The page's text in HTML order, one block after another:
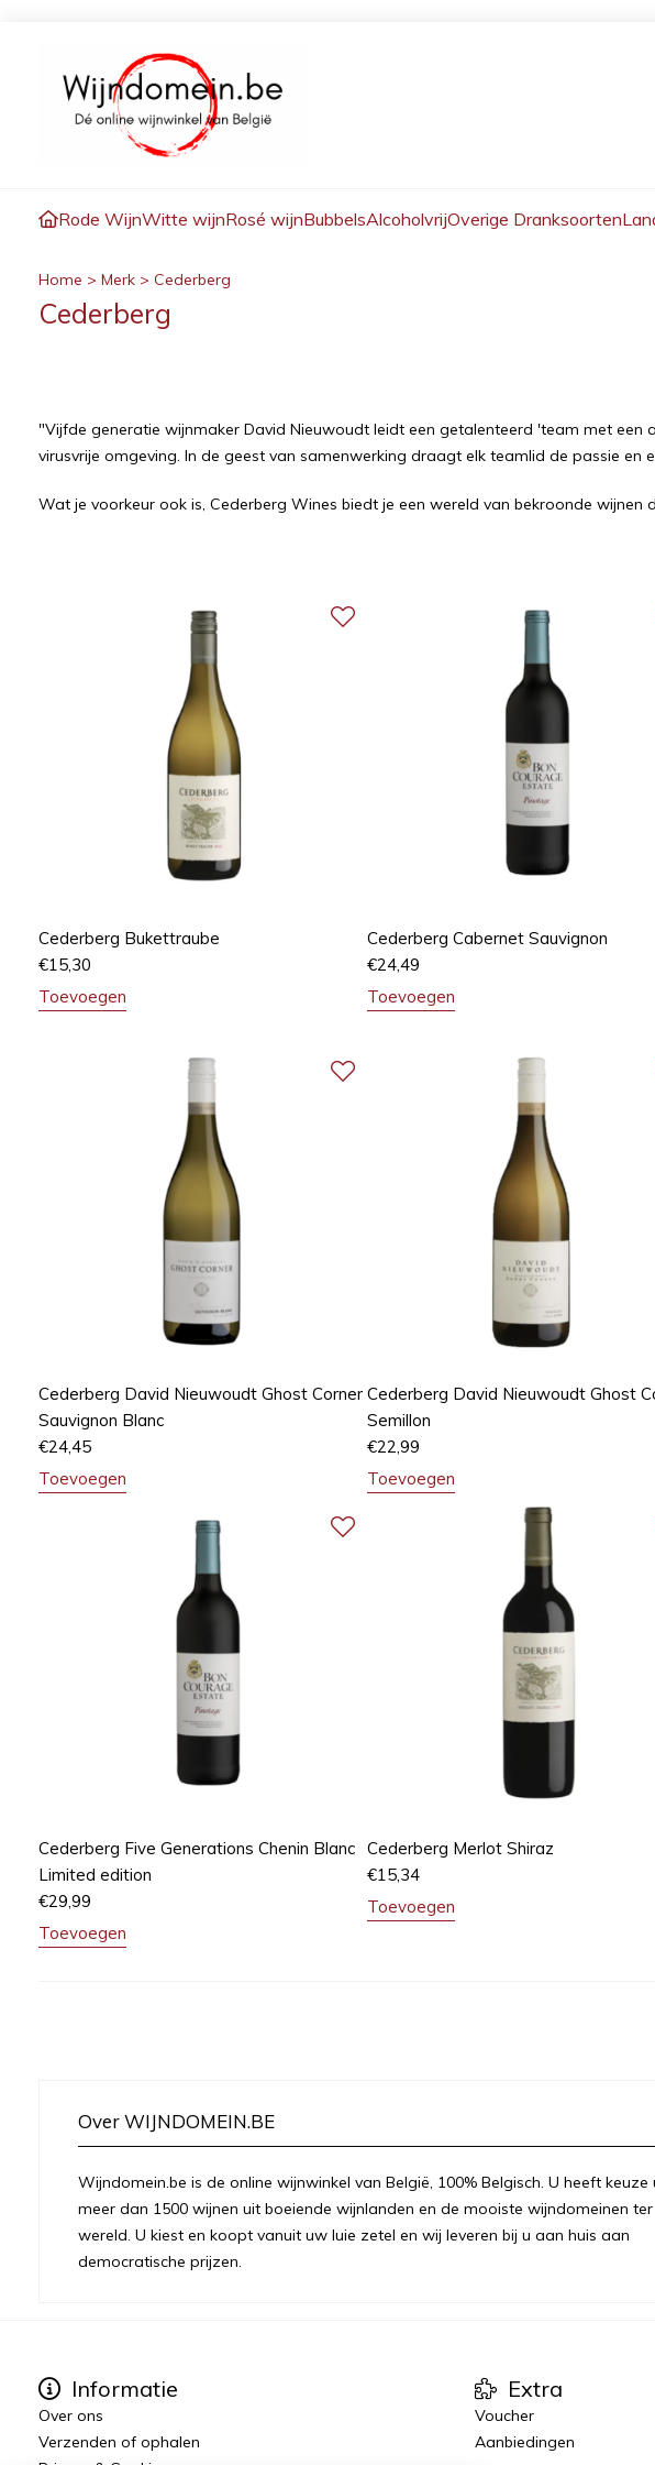
Rode WijnWitte wijnRosé wijnBubbelsAlcoholvrijOverige Dranksoorten
Home > Merk > Cederberg
Cederberg
"Vijfde generatie wijnmaker David Nieuwoudt leidt een getalenteerd 'team met
virusvrije omgeving. In de geest van samenwerking draagt elk teamlid de passie
Wat je voorkeur ook is, Cederberg Wines biedt je een wereld van bekroonde
Cederberg Bukettraube
€15,30
Toevoegen
Cederberg Cabernet Sauvignon
€24,49
Toevoegen
Cederberg David Nieuwoudt Ghost Corner
Sauvignon Blanc
€24,45
Toevoegen
Cederberg David Nieuwoudt Ghost
Semillon
€22,99
Toevoegen
Cederberg Five Generations Chenin Blanc
Limited edition
€29,99
Toevoegen
Cederberg Merlot Shiraz
€15,34
Toevoegen
Over WIJNDOMEIN.BE
Wijndomein.be is de online wijnwinkel van België, 100% Belgisch. U heeft keuze
meer dan 1500 wijnen uit boeiende wijnlanden en de mooiste wijndomeinen ter
wereld. U kiest en koopt vanuit uw luie zetel en wij leveren bij u aan huis aan
democratische prijzen.
Informatie
Over ons
Verzenden of ophalen
Extra
Voucher
Aanbiedingen